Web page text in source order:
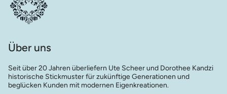
Über uns
Seit über 20 Jahren überliefern Ute Scheer und Dorothee Kandzi
historische Stickmuster für zukünftige Generationen und
beglücken Kunden mit modernen Eigenkreationen.